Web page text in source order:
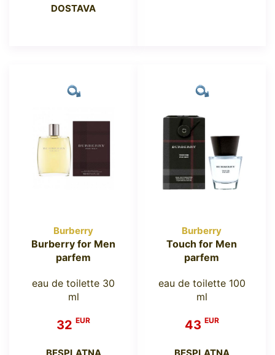
DOSTAVA
Burberry
Burberry for Men
parfem
eau de toilette 30
ml
32 EUR
Burberry
Touch for Men
parfem
eau de toilette 100
ml
43 EUR